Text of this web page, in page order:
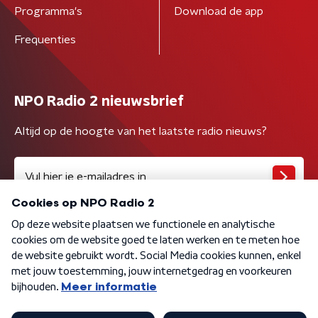
Programma's
Frequenties
Download de app
NPO Radio 2 nieuwsbrief
Altijd op de hoogte van het laatste radio nieuws?
Algemene voorwaarden